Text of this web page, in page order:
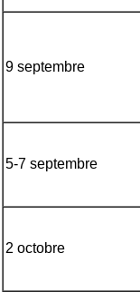
9 septembre
5-7 septembre
2 octobre